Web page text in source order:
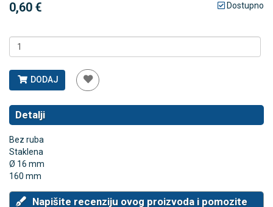
0,60 € Dostupno
DODAJ
Detalji
Bez ruba
Staklena
Ø 16 mm
160 mm
Napišite recenziju ovog proizvoda i pomozite